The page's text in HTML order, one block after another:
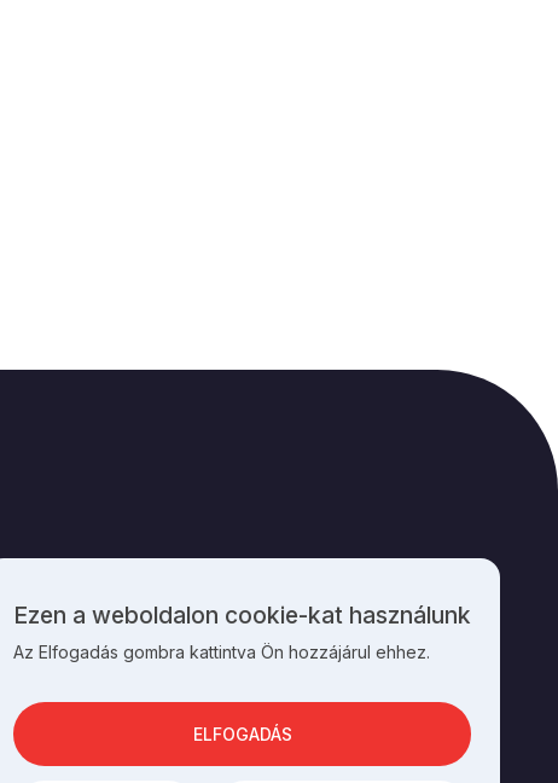
KAPCSOLAT
Személyes
adatok
cookie-
k
használata
Ezen a weboldalon cookie-kat használunk
Az Elfogadás gombra kattintva Ön hozzájárul ehhez.
ELFOGADÁS